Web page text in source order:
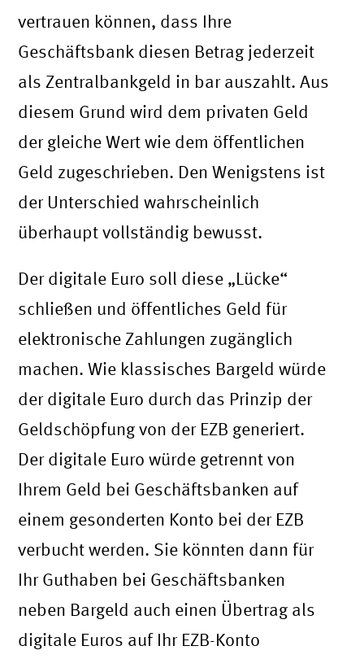
vertrauen können, dass Ihre
Geschäftsbank diesen Betrag jederzeit
als Zentralbankgeld in bar auszahlt. Aus
diesem Grund wird dem privaten Geld
der gleiche Wert wie dem öffentlichen
Geld zugeschrieben. Den Wenigstens ist
der Unterschied wahrscheinlich
überhaupt vollständig bewusst.
Der digitale Euro soll diese „Lücke“
schließen und öffentliches Geld für
elektronische Zahlungen zugänglich
machen. Wie klassisches Bargeld würde
der digitale Euro durch das Prinzip der
Geldschöpfung von der EZB generiert.
Der digitale Euro würde getrennt von
Ihrem Geld bei Geschäftsbanken auf
einem gesonderten Konto bei der EZB
verbucht werden. Sie könnten dann für
Ihr Guthaben bei Geschäftsbanken
neben Bargeld auch einen Übertrag als
digitale Euros auf Ihr EZB-Konto